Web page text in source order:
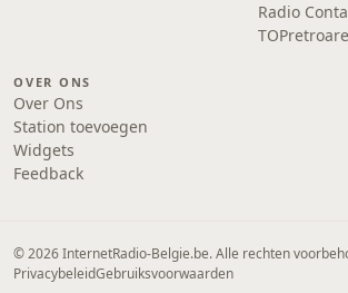
Radio
OVER ONS
Over Ons
Station toevoegen
Widgets
Feedback
© 2026 InternetRadio-Belgie.be. Alle rechten
PrivacybeleidGebruiksvoorwaarden